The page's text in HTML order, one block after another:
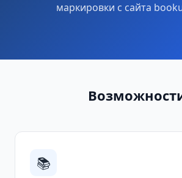
маркировки с сайта
📚